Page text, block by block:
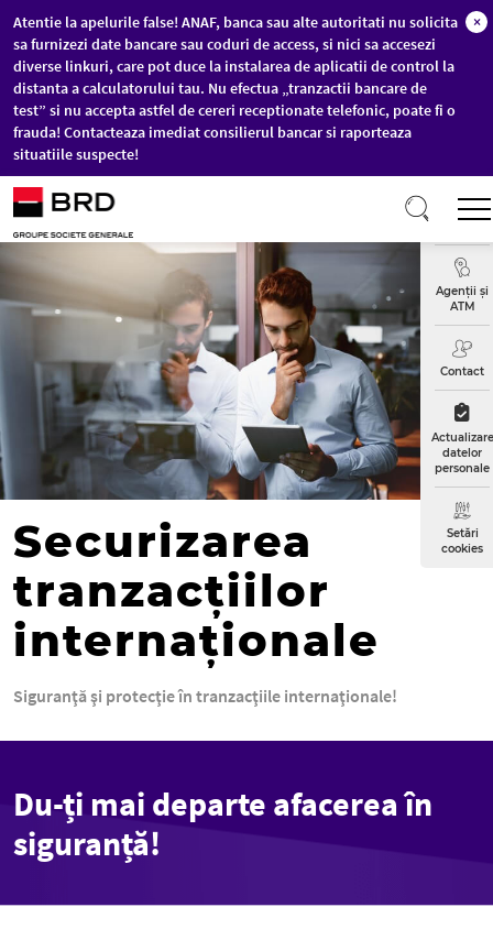
Sari la conținutul principal
Atentie la apelurile false! ANAF, banca sau alte autoritati nu solicita
sa furnizezi date bancare sau coduri de access, si nici sa accesezi
diverse linkuri, care pot duce la instalarea de aplicatii de control la
distanta a calculatorului tau. Nu efectua „tranzactii bancare de
test” si nu accepta astfel de cereri receptionate telefonic, poate fi o
frauda! Contacteaza imediat consilierul bancar si raporteaza
situatiile suspecte!
×
Curs
Agenții și
ATM
Contact
datelor
personale
Setări
cookies
Securizarea
tranzacţiilor
internaţionale
Siguranţă şi protecţie în tranzacţiile internaţionale!
Du-ți mai departe afacerea în
siguranță!